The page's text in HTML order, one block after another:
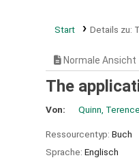
Start Details zu:
Normale Ansicht
The
Von: Quinn,
Ressourcentyp: Buch
Sprache: Englisch